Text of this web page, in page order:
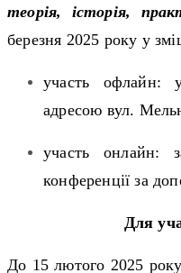
теорія, історія,
березня 2025 року у
участь офлайн:
адресою вул.
участь онлайн:
конференції за
Для
До 15 лютого 2025